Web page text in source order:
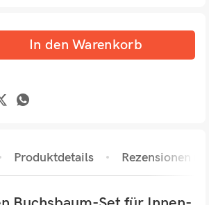
In den Warenkorb
Produktdetails Rezensionen (0)